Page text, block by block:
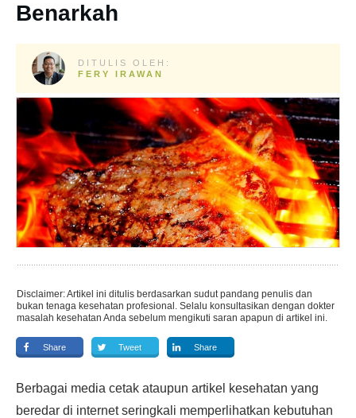
Benarkah
DITULIS OLEH:
FERY IRAWAN
Disclaimer: Artikel ini ditulis berdasarkan sudut pandang penulis dan
bukan tenaga kesehatan profesional. Selalu konsultasikan dengan dokter
masalah kesehatan Anda sebelum mengikuti saran apapun di artikel ini.
Share Tweet Share
Berbagai media cetak ataupun artikel kesehatan yang
beredar di internet seringkali memperlihatkan kebutuhan